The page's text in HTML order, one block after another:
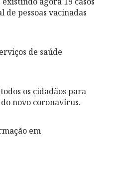
de pessoas vacinadas
de saúde
os cidadãos para
novo coronavírus.
em